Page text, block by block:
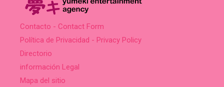
Contacto - Contact Form
Política de Privacidad - Privacy Policy
Directorio
información Legal
Mapa del sitio